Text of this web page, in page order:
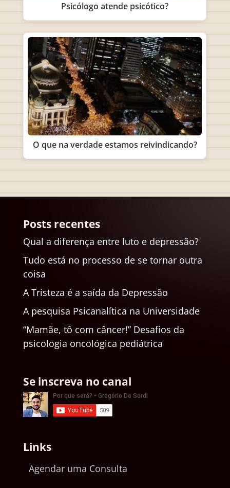
Psicólogo atende psicótico?
O que na verdade estamos reivindicando?
Posts recentes
Qual a diferença entre luto e depressão?
Tudo está no processo de se tornar outra
coisa
A Tristeza é a saída da Depressão
A pesquisa Psicanalítica na Universidade
“Mamãe, tô com câncer!” Desafios da
psicologia oncológica pediátrica
Se inscreva no canal
Links
Agendar uma Consulta